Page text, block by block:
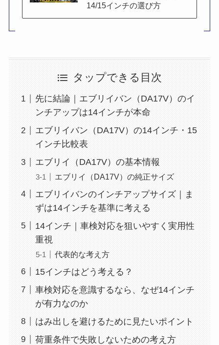
14/15インチの選び方
タップできる目次
先に結論｜エブリイバン（DA17V）のイ
ンチアップは14インチが本命
エブリイバン（DA17V）の14インチ・15
インチ比較表
エブリイ（DA17V）の基本情報
エブリイ（DA17V）の純正サイズ
エブリイバンのインチアップサイズ｜ま
ずは14インチを基準に考える
14インチ｜車検対応を狙いやすく実用性
重視
代表的な考え方
15インチはどう考える？
車検対応を意識するなら、なぜ14インチ
が有力なのか
はみ出しを避けるために見たいポイント
荷重条件で失敗しないための考え方